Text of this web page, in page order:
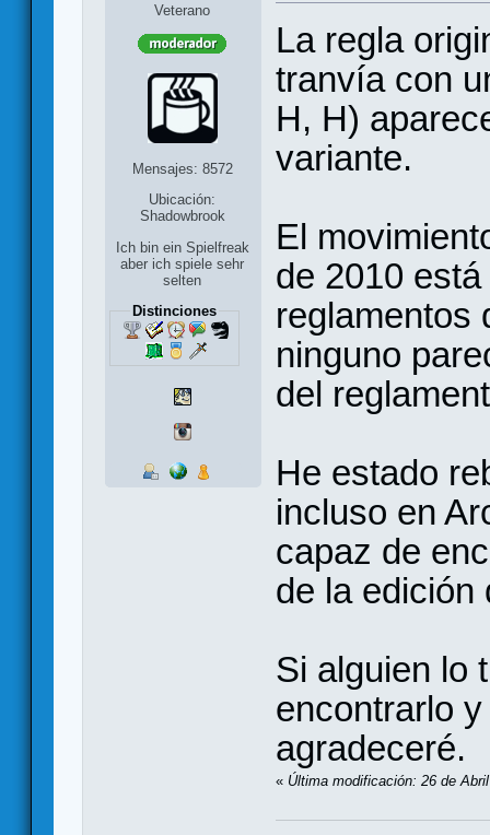
Veterano
Mensajes: 8572
Ubicación:
Shadowbrook
Ich bin ein Spielfreak
aber ich spiele sehr
selten
Distinciones
La regla
tranvía con
H, H)
variante.
El
de 2010
reglamentos
ninguno
del
He estado
incluso en
capaz de
de la edición
Si alguien lo
encontrarlo
agradeceré.
« Última modificación: 26 de